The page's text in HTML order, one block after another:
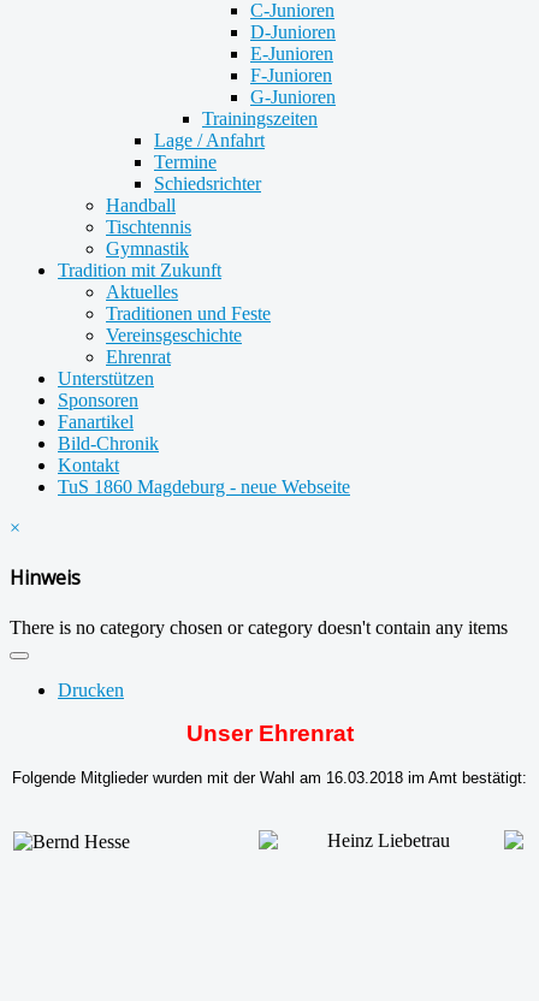
C-Junioren
D-Junioren
E-Junioren
F-Junioren
G-Junioren
Trainingszeiten
Lage / Anfahrt
Termine
Schiedsrichter
Handball
Tischtennis
Gymnastik
Tradition mit Zukunft
Aktuelles
Traditionen und Feste
Vereinsgeschichte
Ehrenrat
Unterstützen
Sponsoren
Fanartikel
Bild-Chronik
Kontakt
TuS 1860 Magdeburg - neue Webseite
×
Hinweis
There is no category chosen or category doesn't contain any items
Drucken
Unser Ehrenrat
Folgende Mitglieder wurden mit der Wahl am 16.03.2018 im Amt bestätigt: